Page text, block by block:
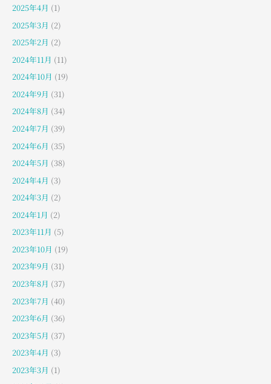
2025年4月 (1)
2025年3月 (2)
2025年2月 (2)
2024年11月 (11)
2024年10月 (19)
2024年9月 (31)
2024年8月 (34)
2024年7月 (39)
2024年6月 (35)
2024年5月 (38)
2024年4月 (3)
2024年3月 (2)
2024年1月 (2)
2023年11月 (5)
2023年10月 (19)
2023年9月 (31)
2023年8月 (37)
2023年7月 (40)
2023年6月 (36)
2023年5月 (37)
2023年4月 (3)
2023年3月 (1)